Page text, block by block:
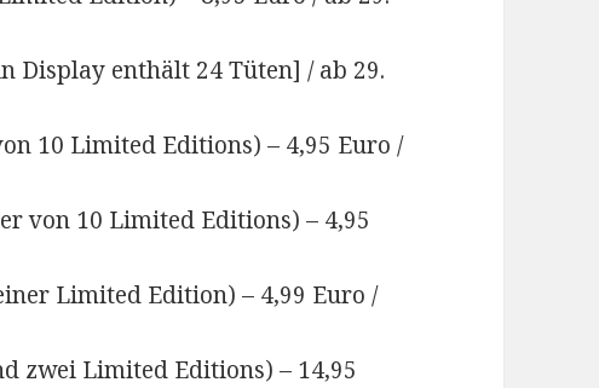
Display enthält 24 Tüten] / ab 29.
10 Limited Editions) – 4,95 Euro /
von 10 Limited Editions) – 4,95
Limited Edition) – 4,99 Euro /
zwei Limited Editions) – 14,95